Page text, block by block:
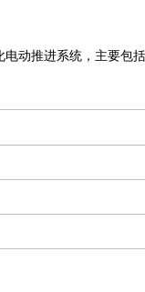
动推进系统，主要包